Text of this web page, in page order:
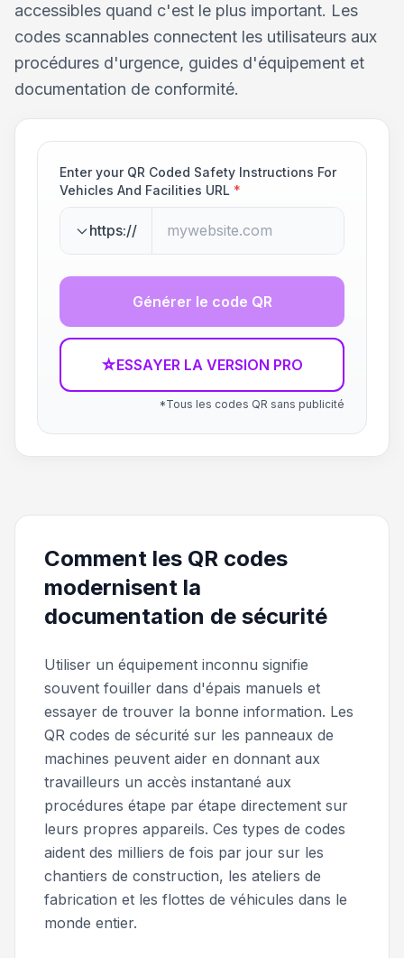
accessibles quand c'est le plus important. Les
codes scannables connectent les utilisateurs aux
procédures d'urgence, guides d'équipement et
documentation de conformité.
Enter your QR Coded Safety Instructions For
Vehicles And Facilities URL *
https://
Générer le code QR
☆ESSAYER LA VERSION PRO
*Tous les codes QR sans publicité
Comment les QR codes
modernisent la
documentation de sécurité
Utiliser un équipement inconnu signifie
souvent fouiller dans d'épais manuels et
essayer de trouver la bonne information. Les
QR codes de sécurité sur les panneaux de
machines peuvent aider en donnant aux
travailleurs un accès instantané aux
procédures étape par étape directement sur
leurs propres appareils. Ces types de codes
aident des milliers de fois par jour sur les
chantiers de construction, les ateliers de
fabrication et les flottes de véhicules dans le
monde entier.